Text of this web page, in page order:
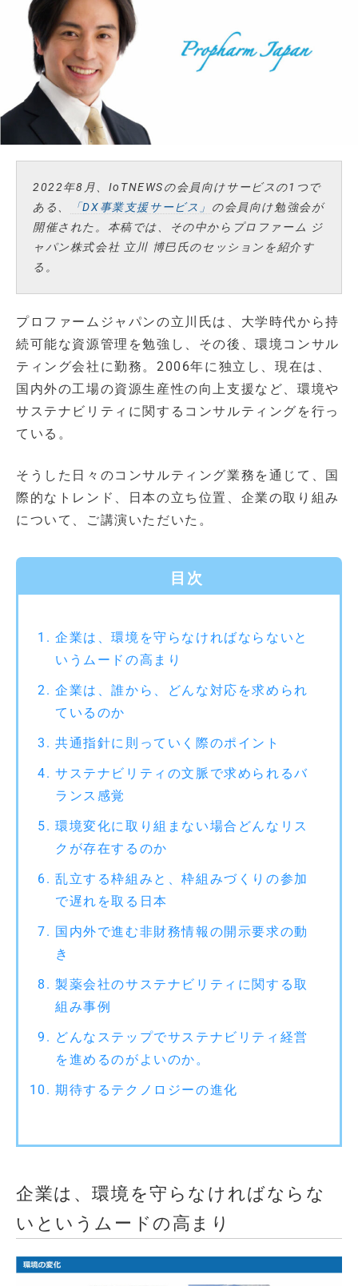
2022年8月、IoTNEWSの会員向けサービスの1つで
ある、
「DX事業支援サービス」 の会員向け勉強会が
開催された。本稿では、その中からプロファーム ジ
ャパン株式会社 立川 博巳氏のセッションを紹介す
る。
プロファームジャパンの立川氏は、大学時代から持
続可能な資源管理を勉強し、その後、環境コンサル
ティング会社に勤務。2006年に独立し、現在は、
国内外の工場の資源生産性の向上支援など、環境や
サステナビリティに関するコンサルティングを行っ
ている。
そうした日々のコンサルティング業務を通じて、国
際的なトレンド、日本の立ち位置、企業の取り組み
について、ご講演いただいた。
目次
企業は、環境を守らなければならないと
いうムードの高まり
企業は、誰から、どんな対応を求められ
ているのか
共通指針に則っていく際のポイント
サステナビリティの文脈で求められるバ
ランス感覚
環境変化に取り組まない場合どんなリス
クが存在するのか
乱立する枠組みと、枠組みづくりの参加
で遅れを取る日本
国内外で進む非財務情報の開示要求の動
き
製薬会社のサステナビリティに関する取
組み事例
どんなステップでサステナビリティ経営
を進めるのがよいのか。
期待するテクノロジーの進化
企業は、環境を守らなければならな
いというムードの高まり